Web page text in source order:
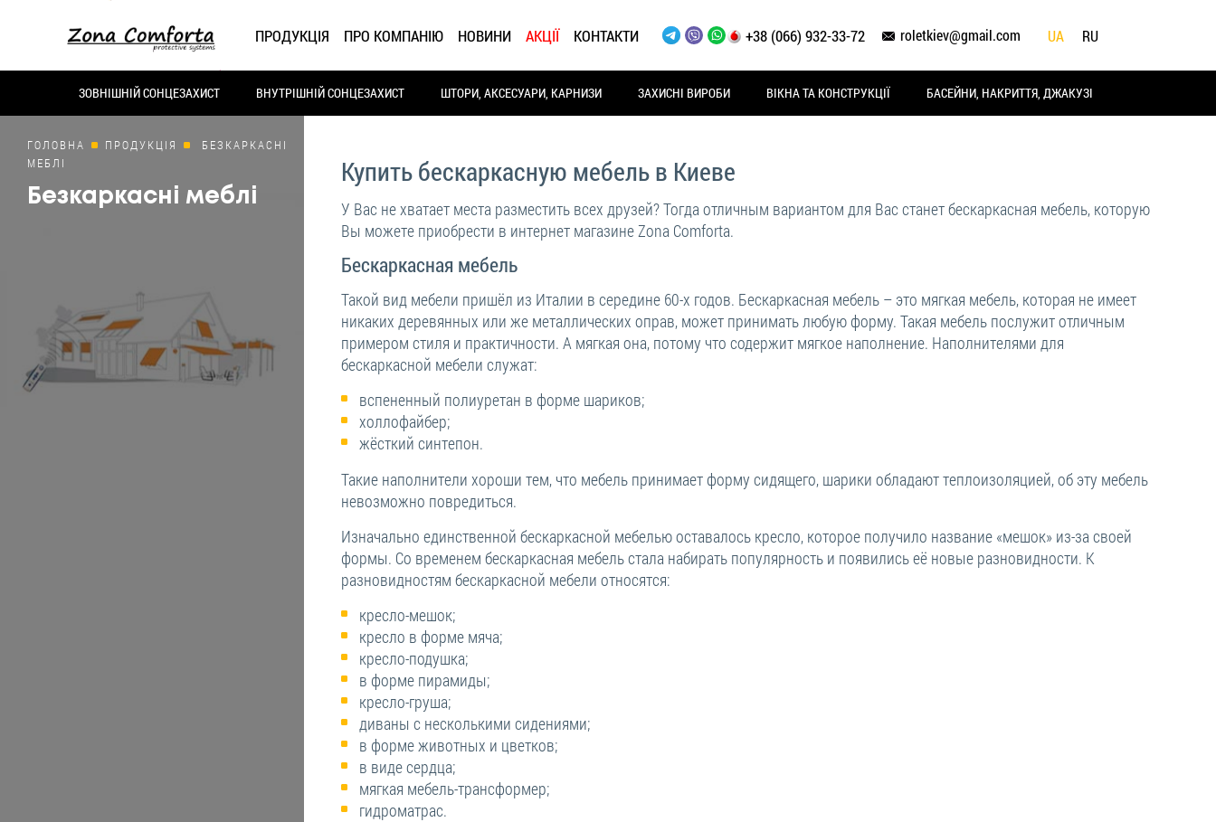
ПРОДУКЦІЯ ПРО КОМПАНІЮ НОВИНИ АКЦІЇ КОНТАКТИ +38 (066) 932-33-72 roletkiev@gmail.com UA RU
ЗОВНІШНІЙ СОНЦЕЗАХИСТ ВНУТРІШНІЙ СОНЦЕЗАХИСТ ШТОРИ, АКСЕСУАРИ, КАРНИЗИ ЗАХИСНІ ВИРОБИ ВІКНА ТА КОНСТРУКЦІЇ БАСЕЙНИ, НАКРИТТЯ, ДЖАКУЗІ
ГОЛОВНА ПРОДУКЦІЯ
БЕЗКАРКАСНІ
МЕБЛІ
Безкаркасні меблі
Купить бескаркасную мебель в Киеве
У Вас не хватает места разместить всех друзей? Тогда отличным вариантом для Вас станет бескаркасная мебель, которую
Вы можете приобрести в интернет магазине Zona Comforta.
Бескаркасная мебель
Такой вид мебели пришёл из Италии в середине 60-х годов. Бескаркасная мебель – это мягкая мебель, которая не имеет
никаких деревянных или же металлических оправ, может принимать любую форму. Такая мебель послужит отличным
примером стиля и практичности. А мягкая она, потому что содержит мягкое наполнение. Наполнителями для
бескаркасной мебели служат:
вспененный полиуретан в форме шариков;
холлофайбер;
жёсткий синтепон.
Такие наполнители хороши тем, что мебель принимает форму сидящего, шарики обладают теплоизоляцией, об эту мебель
невозможно повредиться.
Изначально единственной бескаркасной мебелью оставалось кресло, которое получило название «мешок» из-за своей
формы. Со временем бескаркасная мебель стала набирать популярность и появились её новые разновидности. К
разновидностям бескаркасной мебели относятся:
кресло-мешок;
кресло в форме мяча;
кресло-подушка;
в форме пирамиды;
кресло-груша;
диваны с несколькими сидениями;
в форме животных и цветков;
в виде сердца;
мягкая мебель-трансформер;
гидроматрас.